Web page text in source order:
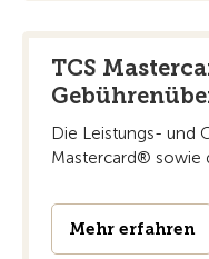
TCS
Die Leistungs- und
Mastercard® sowie
Mehr erfahren